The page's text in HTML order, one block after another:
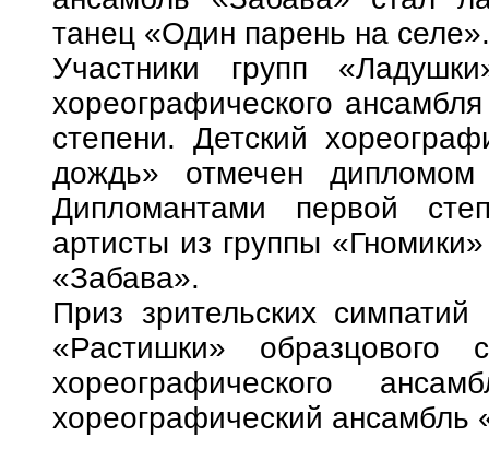
танец «Один парень на селе».
Участники групп
хореографического
степени. Детский
дождь» отмечен дипломом
Дипломантами первой
артисты из группы
«Забава».
Приз зрительских
«Растишки» образцового
хореографического
хореографический ансамбль